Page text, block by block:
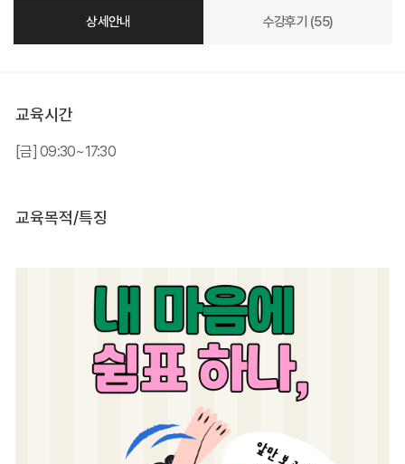
상세안내 수강후기 (55)
교육시간
[금] 09:30~17:30
교육목적/특징